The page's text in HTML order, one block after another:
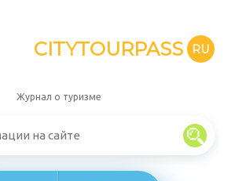
CITYTOURPASS RU
Журнал о туризме